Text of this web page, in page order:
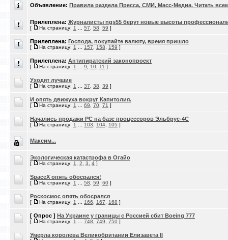
Объявление: Правила раздела Пресса, СМИ, Масс-Медиа. Читать
Прилеплена: Журналисты ngs55 берут новые высоты
[ На страницу: 1 57 58 59 ]
Прилеплена: Господа, покупайте валюту, время пришло
[ На страницу: 1 157 158 159 ]
Прилеплена: Антипиратский законопроект
[ На страницу: 1 9 10 11 ]
Уходят лучшие
[ На страницу: 1 37 38 39 ]
И опять движуха вокруг Капитолия.
[ На страницу: 1 69 70 71 ]
Начались продажи PC на базе процессоров Эльбрус-4С
[ На страницу: 1 103 104 105 ]
Максим...
Экологическая катастрофа в Огайо
[ На страницу: 1 2 3 4 ]
SpaceX опять обосрался!
[ На страницу: 1 58 59 60 ]
Роскосмос опять обосрался
[ На страницу: 1 166 167 168 ]
[ Опрос ] На Украине у границы с Россией сбит Boeing 777
[ На страницу: 1 748 749 750 ]
Умерла королева Великобритании Елизавета II